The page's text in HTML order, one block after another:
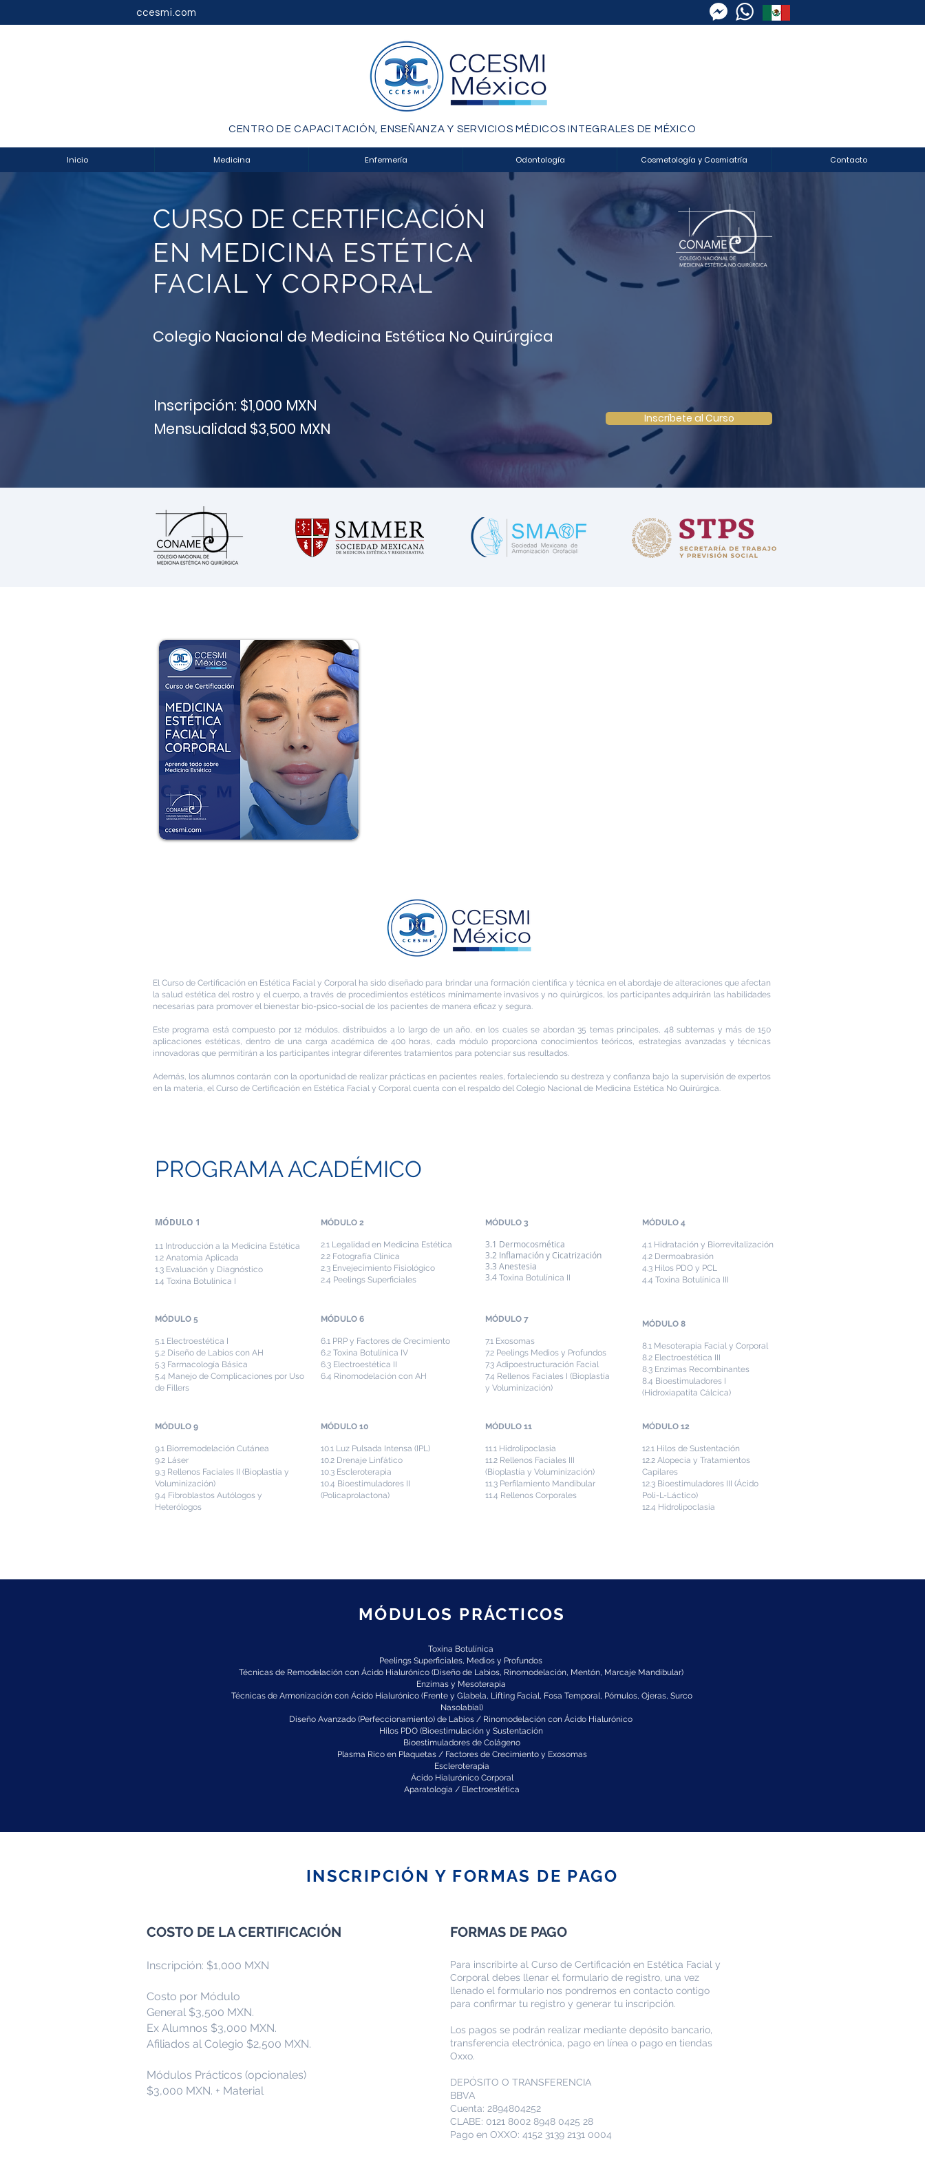
ccesmi.com
CENTRO DE CAPACITACIÓN, ENSEÑANZA Y SERVICIOS MÉDICOS INTEGRALES DE MÉXICO
Inicio Medicina Enfermería Odontología Cosmetología y Cosmiatría Contacto
CURSO DE CERTIFICACIÓN
EN MEDICINA ESTÉTICA
FACIAL Y CORPORAL
Colegio Nacional de Medicina Estética No Quirúrgica
Inscripción: $1,000 MXN
Mensualidad $3,500 MXN
Inscríbete al Curso
El Curso de Certificación en Estética Facial y Corporal ha sido diseñado para brindar una formación científica y técnica en el abordaje de alteraciones que afectan
la salud estética del rostro y el cuerpo, a través de procedimientos estéticos mínimamente invasivos y no quirúrgicos, los participantes adquirirán las habilidades
necesarias para promover el bienestar bio-psico-social de los pacientes de manera eficaz y segura.
Este programa está compuesto por 12 módulos, distribuidos a lo largo de un año, en los cuales se abordan 35 temas principales, 48 subtemas y más de 150
aplicaciones estéticas, dentro de una carga académica de 400 horas, cada módulo proporciona conocimientos teóricos, estrategias avanzadas y técnicas
innovadoras que permitirán a los participantes integrar diferentes tratamientos para potenciar sus resultados.
Además, los alumnos contarán con la oportunidad de realizar prácticas en pacientes reales, fortaleciendo su destreza y confianza bajo la supervisión de expertos
en la materia, el Curso de Certificación en Estética Facial y Corporal cuenta con el respaldo del Colegio Nacional de Medicina Estética No Quirúrgica.
PROGRAMA ACADÉMICO
MÓDULO 1
1.1 Introducción a la Medicina Estética
1.2 Anatomía Aplicada
1.3 Evaluación y Diagnóstico
1.4 Toxina Botulínica I
MÓDULO 2
2.1 Legalidad en Medicina Estética
2.2 Fotografía Clínica
2.3 Envejecimiento Fisiológico
2.4 Peelings Superficiales
MÓDULO 3
3.1 Dermocosmética
3.2 Inflamación y Cicatrización
3.3 Anestesia
3.4 Toxina Botulínica II
MÓDULO 4
4.1 Hidratación y Biorrevitalización
4.2 Dermoabrasión
4.3 Hilos PDO y PCL
4.4 Toxina Botulínica III
MÓDULO 5
5.1 Electroestética I
5.2 Diseño de Labios con AH
5.3 Farmacología Básica
5.4 Manejo de Complicaciones por Uso
de Fillers
MÓDULO 6
6.1 PRP y Factores de Crecimiento
6.2 Toxina Botulínica IV
6.3 Electroestética II
6.4 Rinomodelación con AH
MÓDULO 7
7.1 Exosomas
7.2 Peelings Medios y Profundos
7.3 Adipoestructuración Facial
7.4 Rellenos Faciales I (Bioplastía
y Voluminización)
MÓDULO 8
8.1 Mesoterapia Facial y Corporal
8.2 Electroestética III
8.3 Enzimas Recombinantes
8.4 Bioestimuladores I
(Hidroxiapatita Cálcica)
MÓDULO 9
9.1 Biorremodelación Cutánea
9.2 Láser
9.3 Rellenos Faciales II (Bioplastía y
Voluminización)
9.4 Fibroblastos Autólogos y
Heterólogos
MÓDULO 10
10.1 Luz Pulsada Intensa (IPL)
10.2 Drenaje Linfático
10.3 Escleroterapia
10.4 Bioestimuladores II
(Policaprolactona)
MÓDULO 11
11.1 Hidrolipoclasia
11.2 Rellenos Faciales III
(Bioplastía y Voluminización)
11.3 Perfilamiento Mandibular
11.4 Rellenos Corporales
MÓDULO 12
12.1 Hilos de Sustentación
12.2 Alopecia y Tratamientos
Capilares
12.3 Bioestimuladores III (Ácido
Poli-L-Láctico)
12.4 Hidrolipoclasia
MÓDULOS PRÁCTICOS
Toxina Botulínica
Peelings Superficiales, Medios y Profundos
Técnicas de Remodelación con Ácido Hialurónico (Diseño de Labios, Rinomodelación, Mentón, Marcaje Mandibular)
Enzimas y Mesoterapia
Técnicas de Armonización con Ácido Hialurónico (Frente y Glabela, Lifting Facial, Fosa Temporal, Pómulos, Ojeras, Surco
Nasolabial)
Diseño Avanzado (Perfeccionamiento) de Labios / Rinomodelación con Ácido Hialurónico
Hilos PDO (Bioestimulación y Sustentación
Bioestimuladores de Colágeno
Plasma Rico en Plaquetas / Factores de Crecimiento y Exosomas
Escleroterapia
Ácido Hialurónico Corporal
Aparatologia / Electroestética
INSCRIPCIÓN Y FORMAS DE PAGO
COSTO DE LA CERTIFICACIÓN
Inscripción: $1,000 MXN​​​
Costo por Módulo
General $3,500 MXN.
Ex Alumnos $3,000 MXN.​
Afiliados al Colegio $2,500 MXN.
Módulos Prácticos (opcionales)
$3,000 MXN. + Material
FORMAS DE PAGO
Para inscribirte al Curso de Certificación en Estética Facial y
Corporal debes llenar el formulario de registro, una vez
llenado el formulario nos pondremos en contacto contigo
para confirmar tu registro y generar tu inscripción.
Los pagos se podrán realizar mediante depósito bancario,
transferencia electrónica, pago en línea o pago en tiendas
Oxxo.​
DEPÓSITO O TRANSFERENCIA
BBVA
Cuenta: 2894804252
CLABE: 0121 8002 8948 0425 28
Pago en OXXO: 4152 3139 2131 0004